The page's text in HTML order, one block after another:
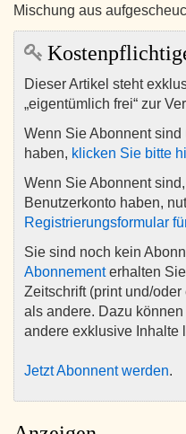
Mischung aus
Dieser Artikel steht
„eigentümlich frei“ zur
Wenn Sie Abonnent
haben, klicken Sie bitte
Wenn Sie Abonnent
Benutzerkonto haben,
Registrierungsformular
Sie sind noch kein
Abonnementerhalten
Zeitschrift (print und/
als andere. Dazu
andere exklusive Inhalte
Jetzt Abonnent werden.